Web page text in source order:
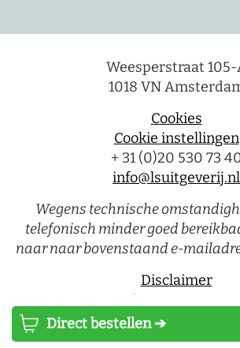
Direct bestellen ➔
Weesperstraat 105-
1018 VN
Cookies
Cookie instellingen
+ 31 (0)20 530 73
info@lsuitgeverij.nl
Wegens technische
telefonisch minder goed
naar naar bovenstaand e-
Disclaimer
Privacystatement
Luitingh-Sijthoff ©